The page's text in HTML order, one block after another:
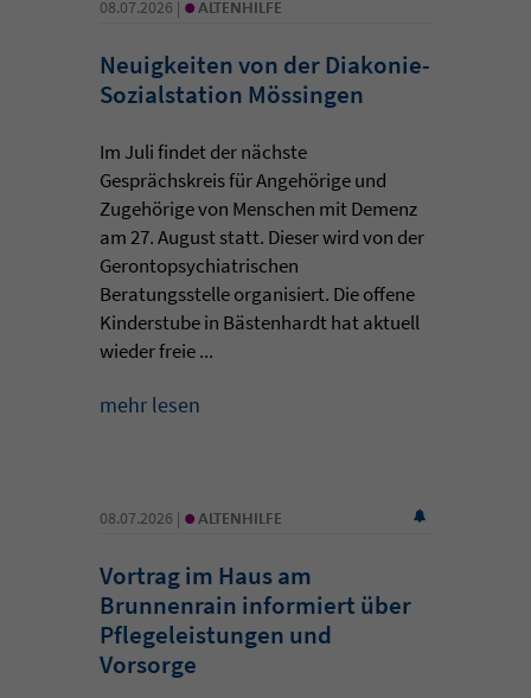
08.07.2026 | ALTENHILFE
Neuigkeiten von der Diakonie-
Sozialstation Mössingen
Im Juli findet der nächste
Gesprächskreis für Angehörige und
Zugehörige von Menschen mit Demenz
am 27. August statt. Dieser wird von der
Gerontopsychiatrischen
Beratungsstelle organisiert. Die offene
Kinderstube in Bästenhardt hat aktuell
wieder freie ...
mehr lesen
08.07.2026 | • ALTENHILFE
Vortrag im Haus am
Brunnenrain informiert über
Pflegeleistungen und
Vorsorge